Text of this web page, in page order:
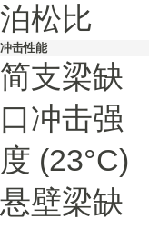
泊松比
冲击性能
简支梁缺
口冲击强
度 (23°C)
悬壁梁缺